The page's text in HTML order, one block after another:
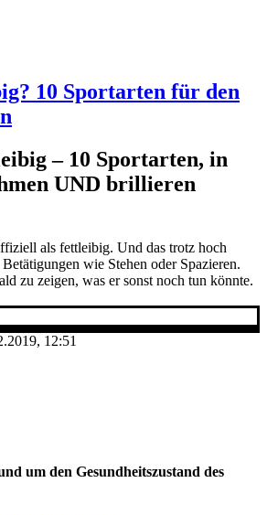
10 Sportarten für den
– 10 Sportarten, in
UND brillieren
als fettleibig. Und das trotz hoch
wie Stehen oder Spazieren.
zu zeigen, was er sonst noch tun könnte.
12:51
um den Gesundheitszustand des